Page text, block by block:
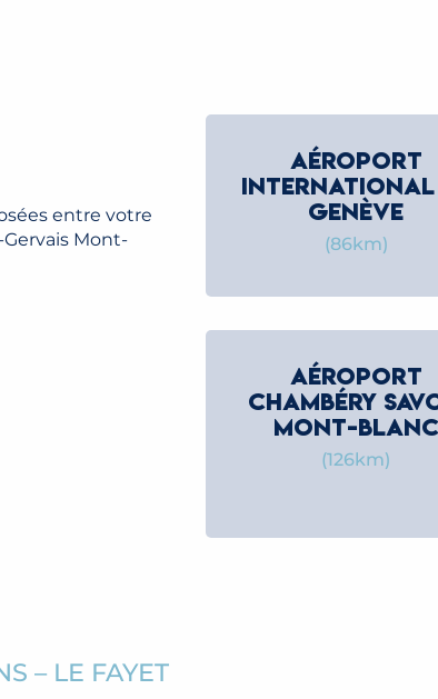
entre votre
Mont-
AÉROPORT
INTERNATIONAL
GENÈVE
(86km)
AÉROPORT
CHAMBÉRY
MONT-BLANC
(126km)
– LE FAYET